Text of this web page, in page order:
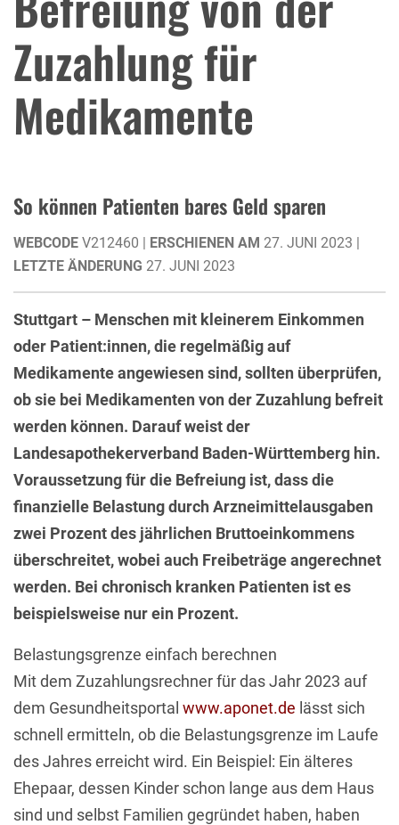
Zuzahlung für
Medikamente
So können Patienten bares Geld sparen
WEBCODE V212460 | ERSCHIENEN AM 27. JUNI 2023 |
LETZTE ÄNDERUNG 27. JUNI 2023
Stuttgart – Menschen mit kleinerem Einkommen
oder Patient:innen, die regelmäßig auf
Medikamente angewiesen sind, sollten überprüfen,
ob sie bei Medikamenten von der Zuzahlung befreit
werden können. Darauf weist der
Landesapothekerverband Baden-Württemberg hin.
Voraussetzung für die Befreiung ist, dass die
finanzielle Belastung durch Arzneimittelausgaben
zwei Prozent des jährlichen Bruttoeinkommens
überschreitet, wobei auch Freibeträge angerechnet
werden. Bei chronisch kranken Patienten ist es
beispielsweise nur ein Prozent.
Belastungsgrenze einfach berechnen
Mit dem Zuzahlungsrechner für das Jahr 2023 auf
dem Gesundheitsportal www.aponet.de lässt sich
schnell ermitteln, ob die Belastungsgrenze im Laufe
des Jahres erreicht wird. Ein Beispiel: Ein älteres
Ehepaar, dessen Kinder schon lange aus dem Haus
sind und selbst Familien gegründet haben, haben